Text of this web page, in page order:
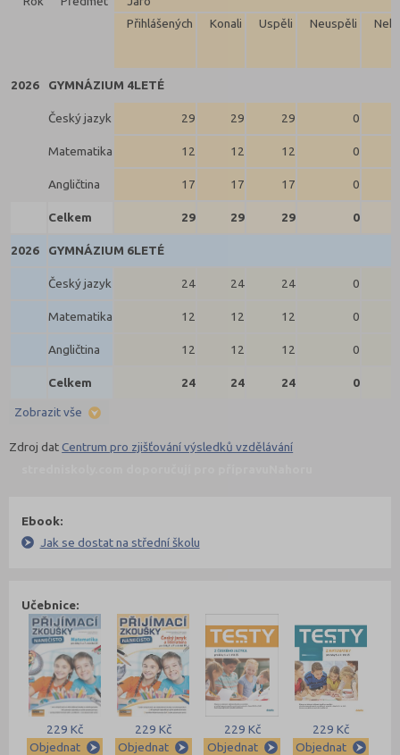
Přihlášených
Konali Uspěli Neuspěli
2026 GYMNÁZIUM 4LETÉ
Český jazyk 29 29 29 0
Matematika 12 12 12 0
Angličtina 17 17 17 0
Celkem 29 29 29 0
2026 GYMNÁZIUM 6LETÉ
Český jazyk 24 24 24 0
Matematika 12 12 12 0
Angličtina 12 12 12 0
Celkem 24 24 24 0
Zobrazit vše
Zdroj datCentrum pro zjišťování výsledků vzdělávání
Ebook:
Jak se dostat na střední školu
Učebnice:
229 Kč
Objednat
229 Kč
Objednat
229 Kč
Objednat
229 Kč
Objednat